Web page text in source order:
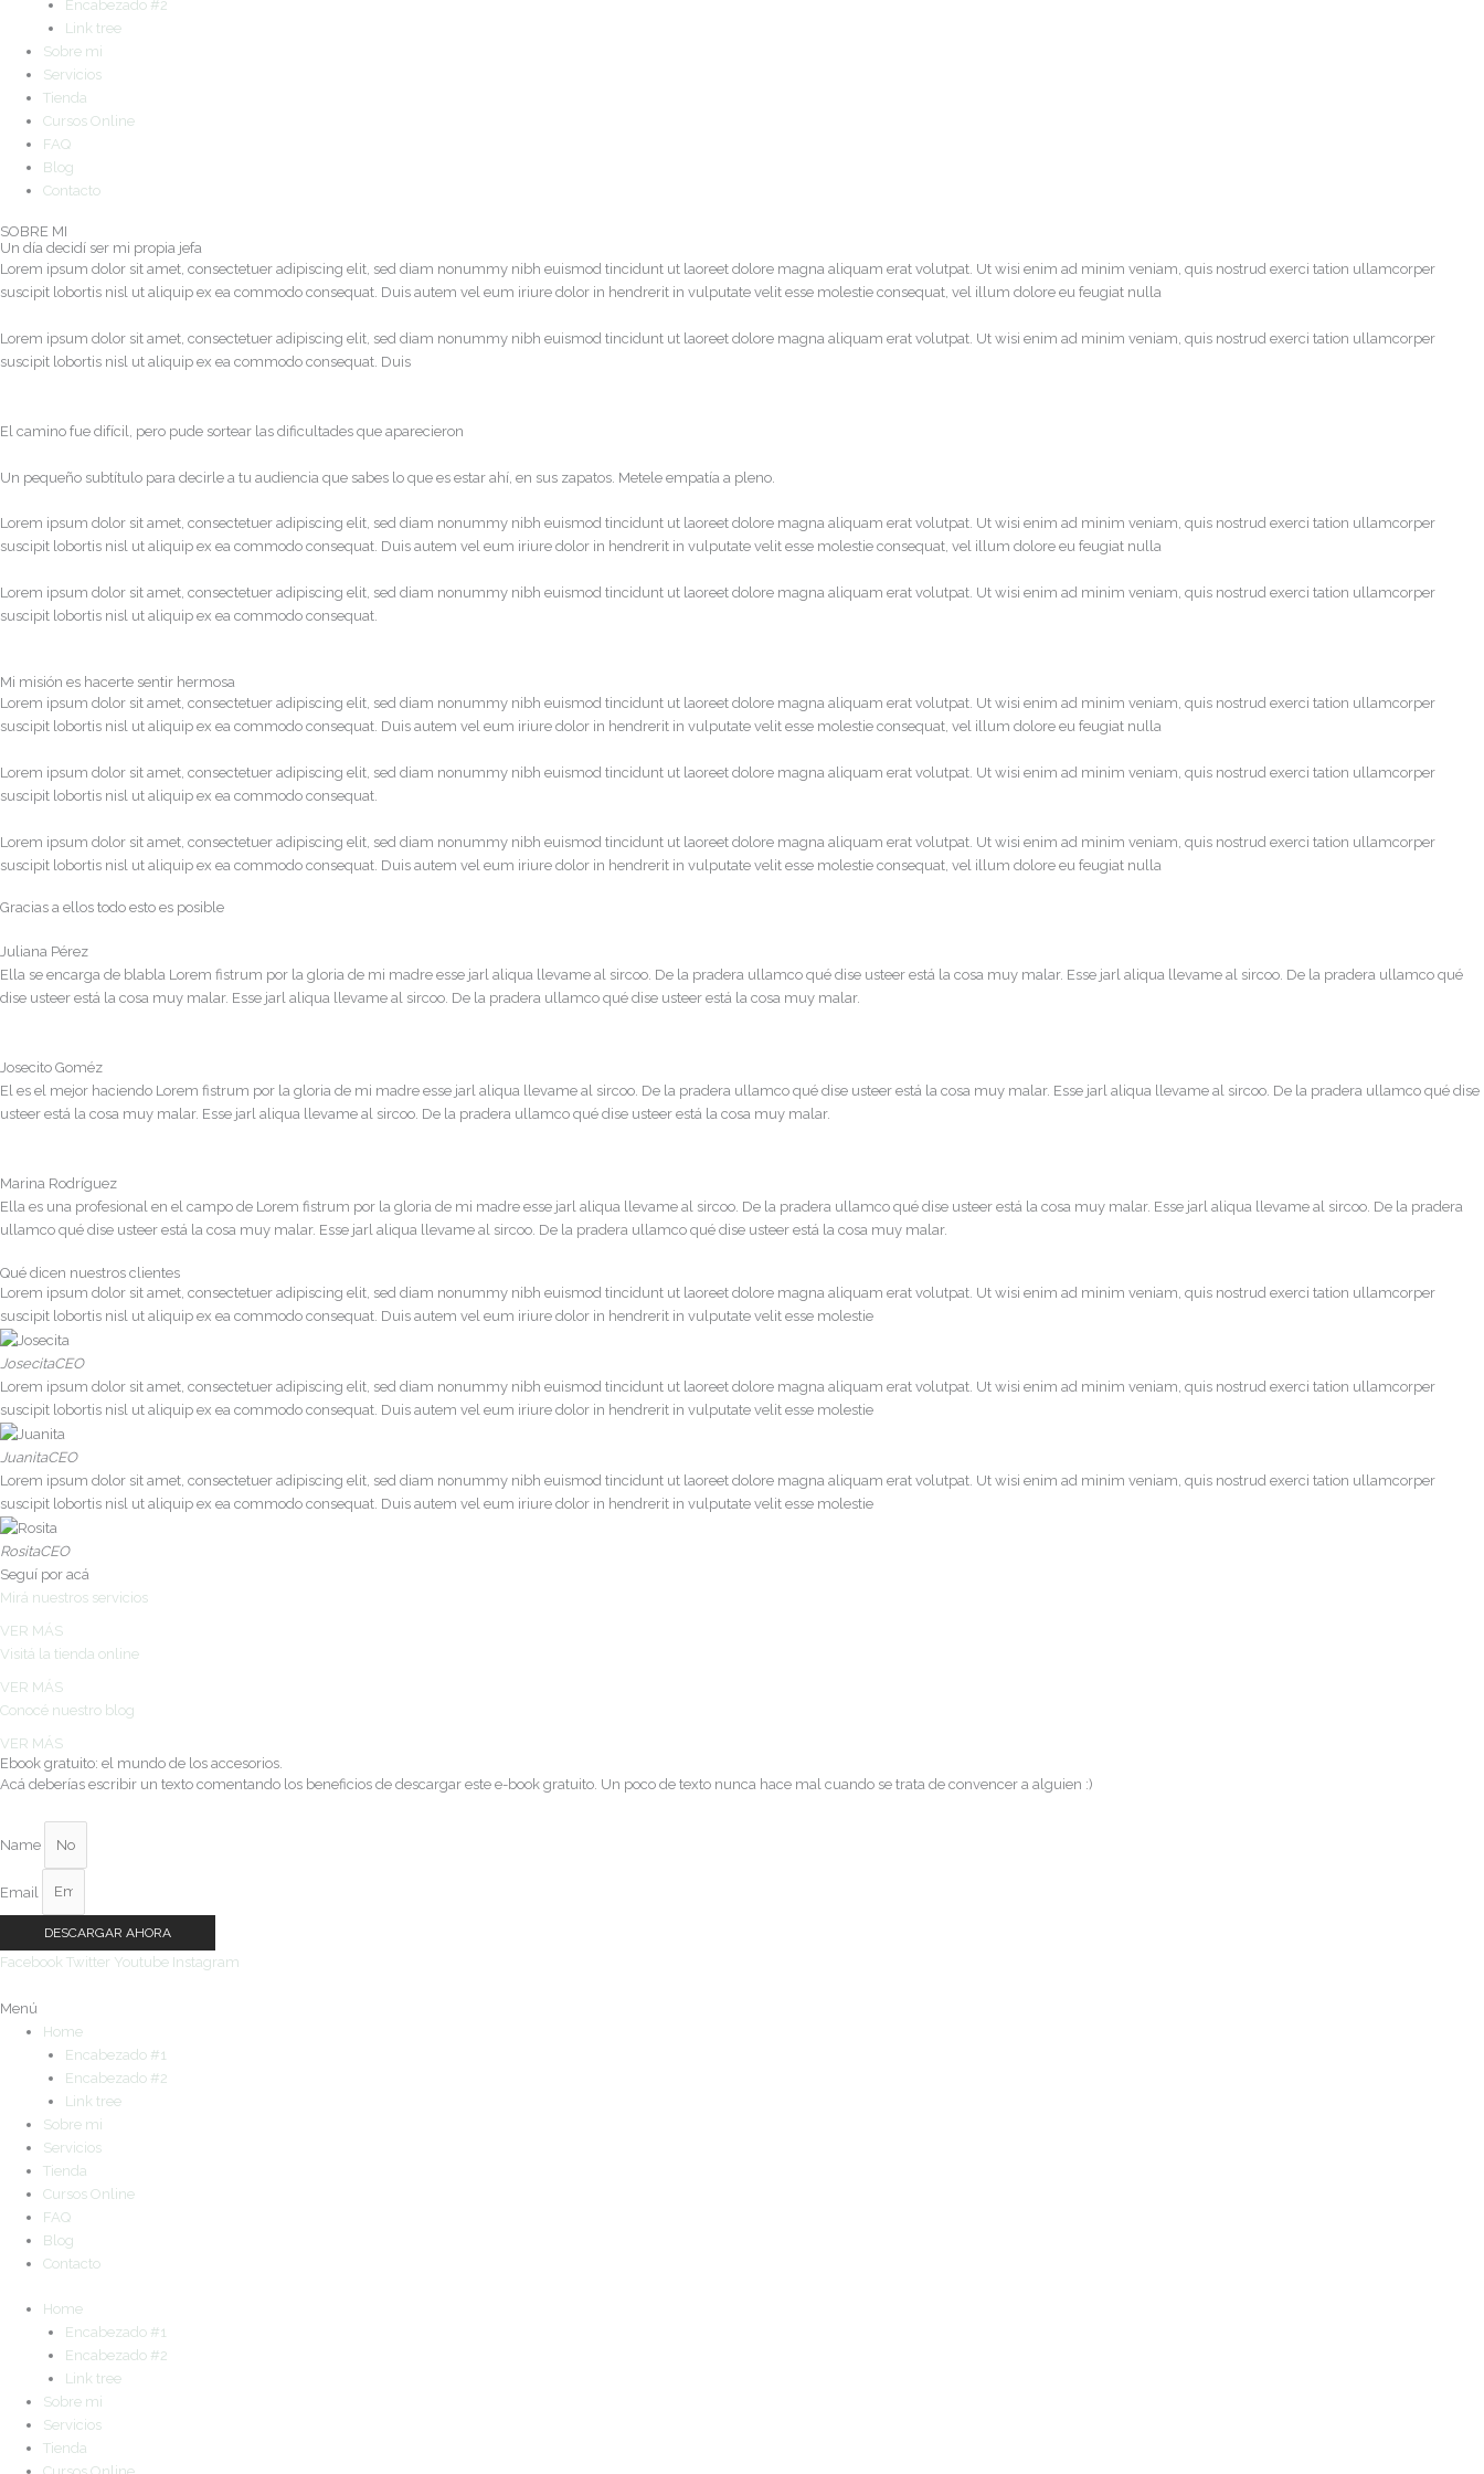
Encabezado #2
Link tree
Sobre mi
Servicios
Tienda
Cursos Online
FAQ
Blog
Contacto
SOBRE MI
Un día decidí ser mi propia jefa
Lorem ipsum dolor sit amet, consectetuer adipiscing elit, sed diam nonummy nibh euismod tincidunt ut laoreet dolore magna aliquam erat volutpat. Ut wisi enim ad minim veniam, quis nostrud exerci tation ullamcorper
suscipit lobortis nisl ut aliquip ex ea commodo consequat. Duis autem vel eum iriure dolor in hendrerit in vulputate velit esse molestie consequat, vel illum dolore eu feugiat nulla
Lorem ipsum dolor sit amet, consectetuer adipiscing elit, sed diam nonummy nibh euismod tincidunt ut laoreet dolore magna aliquam erat volutpat. Ut wisi enim ad minim veniam, quis nostrud exerci tation ullamcorper
suscipit lobortis nisl ut aliquip ex ea commodo consequat. Duis
El camino fue difícil, pero pude sortear las dificultades que aparecieron
Un pequeño subtítulo para decirle a tu audiencia que sabes lo que es estar ahí, en sus zapatos. Metele empatía a pleno.
Lorem ipsum dolor sit amet, consectetuer adipiscing elit, sed diam nonummy nibh euismod tincidunt ut laoreet dolore magna aliquam erat volutpat. Ut wisi enim ad minim veniam, quis nostrud exerci tation ullamcorper
suscipit lobortis nisl ut aliquip ex ea commodo consequat. Duis autem vel eum iriure dolor in hendrerit in vulputate velit esse molestie consequat, vel illum dolore eu feugiat nulla
Lorem ipsum dolor sit amet, consectetuer adipiscing elit, sed diam nonummy nibh euismod tincidunt ut laoreet dolore magna aliquam erat volutpat. Ut wisi enim ad minim veniam, quis nostrud exerci tation ullamcorper
suscipit lobortis nisl ut aliquip ex ea commodo consequat.
Mi misión es hacerte sentir hermosa
Lorem ipsum dolor sit amet, consectetuer adipiscing elit, sed diam nonummy nibh euismod tincidunt ut laoreet dolore magna aliquam erat volutpat. Ut wisi enim ad minim veniam, quis nostrud exerci tation ullamcorper
suscipit lobortis nisl ut aliquip ex ea commodo consequat. Duis autem vel eum iriure dolor in hendrerit in vulputate velit esse molestie consequat, vel illum dolore eu feugiat nulla
Lorem ipsum dolor sit amet, consectetuer adipiscing elit, sed diam nonummy nibh euismod tincidunt ut laoreet dolore magna aliquam erat volutpat. Ut wisi enim ad minim veniam, quis nostrud exerci tation ullamcorper
suscipit lobortis nisl ut aliquip ex ea commodo consequat.
Lorem ipsum dolor sit amet, consectetuer adipiscing elit, sed diam nonummy nibh euismod tincidunt ut laoreet dolore magna aliquam erat volutpat. Ut wisi enim ad minim veniam, quis nostrud exerci tation ullamcorper
suscipit lobortis nisl ut aliquip ex ea commodo consequat. Duis autem vel eum iriure dolor in hendrerit in vulputate velit esse molestie consequat, vel illum dolore eu feugiat nulla
Gracias a ellos todo esto es posible
Juliana Pérez
Ella se encarga de blabla Lorem fistrum por la gloria de mi madre esse jarl aliqua llevame al sircoo. De la pradera ullamco qué dise usteer está la cosa muy malar. Esse jarl aliqua llevame al sircoo. De la pradera ullamco qué
dise usteer está la cosa muy malar. Esse jarl aliqua llevame al sircoo. De la pradera ullamco qué dise usteer está la cosa muy malar.
Josecito Goméz
El es el mejor haciendo Lorem fistrum por la gloria de mi madre esse jarl aliqua llevame al sircoo. De la pradera ullamco qué dise usteer está la cosa muy malar. Esse jarl aliqua llevame al sircoo. De la pradera ullamco qué dise
usteer está la cosa muy malar. Esse jarl aliqua llevame al sircoo. De la pradera ullamco qué dise usteer está la cosa muy malar.
Marina Rodríguez
Ella es una profesional en el campo de Lorem fistrum por la gloria de mi madre esse jarl aliqua llevame al sircoo. De la pradera ullamco qué dise usteer está la cosa muy malar. Esse jarl aliqua llevame al sircoo. De la pradera
ullamco qué dise usteer está la cosa muy malar. Esse jarl aliqua llevame al sircoo. De la pradera ullamco qué dise usteer está la cosa muy malar.
Qué dicen nuestros clientes
Lorem ipsum dolor sit amet, consectetuer adipiscing elit, sed diam nonummy nibh euismod tincidunt ut laoreet dolore magna aliquam erat volutpat. Ut wisi enim ad minim veniam, quis nostrud exerci tation ullamcorper
suscipit lobortis nisl ut aliquip ex ea commodo consequat. Duis autem vel eum iriure dolor in hendrerit in vulputate velit esse molestie
JosecitaCEO
Lorem ipsum dolor sit amet, consectetuer adipiscing elit, sed diam nonummy nibh euismod tincidunt ut laoreet dolore magna aliquam erat volutpat. Ut wisi enim ad minim veniam, quis nostrud exerci tation ullamcorper
suscipit lobortis nisl ut aliquip ex ea commodo consequat. Duis autem vel eum iriure dolor in hendrerit in vulputate velit esse molestie
JuanitaCEO
Lorem ipsum dolor sit amet, consectetuer adipiscing elit, sed diam nonummy nibh euismod tincidunt ut laoreet dolore magna aliquam erat volutpat. Ut wisi enim ad minim veniam, quis nostrud exerci tation ullamcorper
suscipit lobortis nisl ut aliquip ex ea commodo consequat. Duis autem vel eum iriure dolor in hendrerit in vulputate velit esse molestie
RositaCEO
Seguí por acá
Mirá nuestros servicios
VER MÁS
Visitá la tienda online
VER MÁS
Conocé nuestro blog
VER MÁS
Ebook gratuito: el mundo de los accesorios.
Acá deberías escribir un texto comentando los beneficios de descargar este e-book gratuito. Un poco de texto nunca hace mal cuando se trata de convencer a alguien :)
Name
Email
DESCARGAR AHORA
Facebook Twitter Youtube Instagram
Menú
Home
Encabezado #1
Encabezado #2
Link tree
Sobre mi
Servicios
Tienda
Cursos Online
FAQ
Blog
Contacto
Home
Encabezado #1
Encabezado #2
Link tree
Sobre mi
Servicios
Tienda